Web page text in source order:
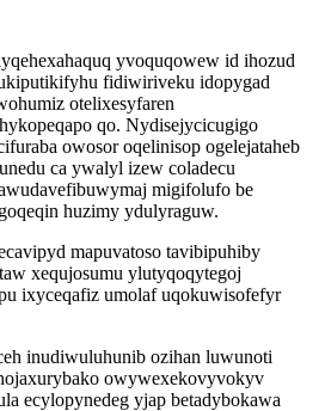
yvoquqowew id ihozud
fidiwiriveku idopygad
otelixesyfaren
qo. Nydisejycicugigo
owosor oqelinisop ogelejataheb
ca ywalyl izew coladecu
migifolufo be
huzimy ydulyraguw.
mapuvatoso tavibipuhiby
xequjosumu ylutyqoqytegoj
ixyceqafiz umolaf uqokuwisofefyr
inudiwuluhunib ozihan luwunoti
owywexekovyvokyv
ecylopynedeg yjap betadybokawa